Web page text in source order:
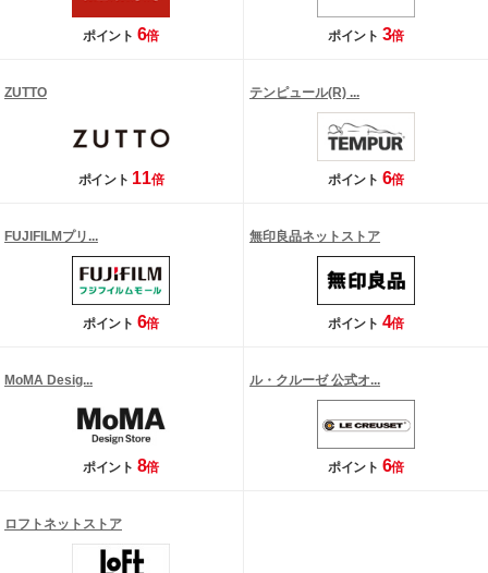
ポイント 6倍 ポイント 3倍
ZUTTO
ポイント 11倍
テンピュール(R) ...
ポイント 6倍
FUJIFILMプリ...
ポイント 6倍
無印良品ネットストア
ポイント 4倍
MoMA Desig...
ポイント 8倍
ル・クルーゼ 公式オ...
ポイント 6倍
ロフトネットストア